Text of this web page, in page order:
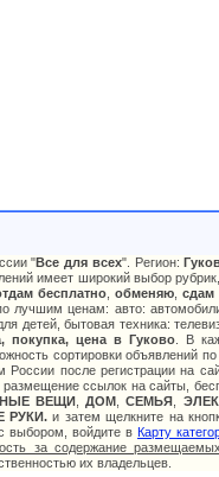
"Все для всех". Регион:
имеет широкий выбор
бесплатно обменяю сдам
лучшим ценам: авто:
детей, бытовая техника:
покупка, цена в Гуково . В
сортировки объявлений
России после регистрации на
размещение ссылок на сайты,
ВЕЩИ ,ДОМ ,СЕМЬЯ
РУКИ. и затем щелкните на
выбором, войдите в Карту
за содержание
их владельцев.